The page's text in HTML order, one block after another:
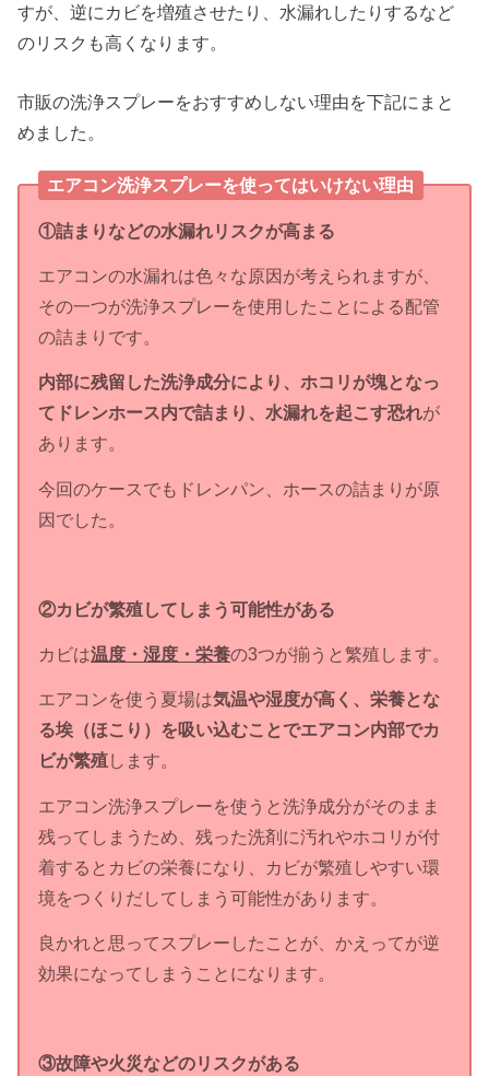
すが、逆にカビを増殖させたり、水漏れしたりするなど
のリスクも高くなります。
市販の洗浄スプレーをおすすめしない理由を下記にまと
めました。
エアコン洗浄スプレーを使ってはいけない理由
①詰まりなどの水漏れリスクが高まる
エアコンの水漏れは色々な原因が考えられますが、
その一つが洗浄スプレーを使用したことによる配管
の詰まりです。
内部に残留した洗浄成分により、ホコリが塊となっ
てドレンホース内で詰まり、水漏れを起こす恐れが
あります。
今回のケースでもドレンパン、ホースの詰まりが原
因でした。
②カビが繁殖してしまう可能性がある
カビは温度・湿度・栄養の3つが揃うと繁殖します。
エアコンを使う夏場は気温や湿度が高く、栄養とな
る埃（ほこり）を吸い込むことでエアコン内部でカ
ビが繁殖します。
エアコン洗浄スプレーを使うと洗浄成分がそのまま
残ってしまうため、残った洗剤に汚れやホコリが付
着するとカビの栄養になり、カビが繁殖しやすい環
境をつくりだしてしまう可能性があります。
良かれと思ってスプレーしたことが、かえってが逆
効果になってしまうことになります。
③故障や火災などのリスクがある